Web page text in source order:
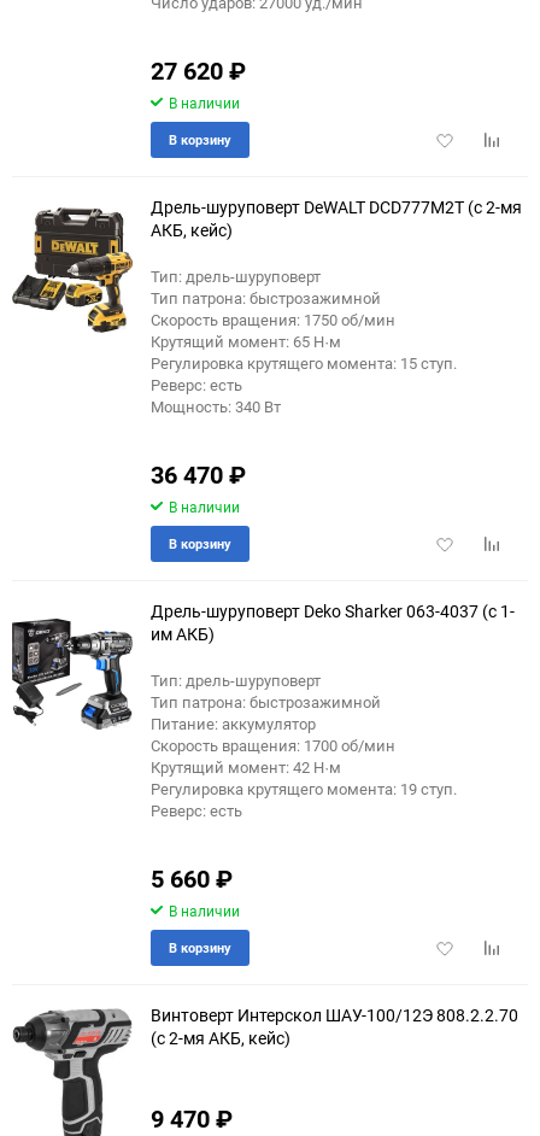
27 620₽
В наличии
Добавить
В корзину
Дрель-шуруповерт DeWALT DCD777M2T (с 2-мя
АКБ, кейс)
Тип: дрель-шуруповерт
Тип патрона: быстрозажимной
Скорость вращения: 1750 об/мин
Крутящий момент: 65 Н·м
Регулировка крутящего момента: 15 ступ.
Реверс: есть
Мощность: 340 Вт
36 470₽
В наличии
Добавить
В корзину
Дрель-шуруповерт Deko Sharker 063-4037 (с 1-
им АКБ)
Тип: дрель-шуруповерт
Тип патрона: быстрозажимной
Питание: аккумулятор
Скорость вращения: 1700 об/мин
Крутящий момент: 42 Н·м
Регулировка крутящего момента: 19 ступ.
Реверс: есть
5 660₽
В наличии
Добавить
В корзину
Винтоверт Интерскол ШАУ-100/12Э 808.2.2.70
(с 2-мя АКБ, кейс)
9 470₽